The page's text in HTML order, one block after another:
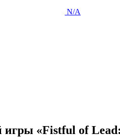
N/A
«Fistful of